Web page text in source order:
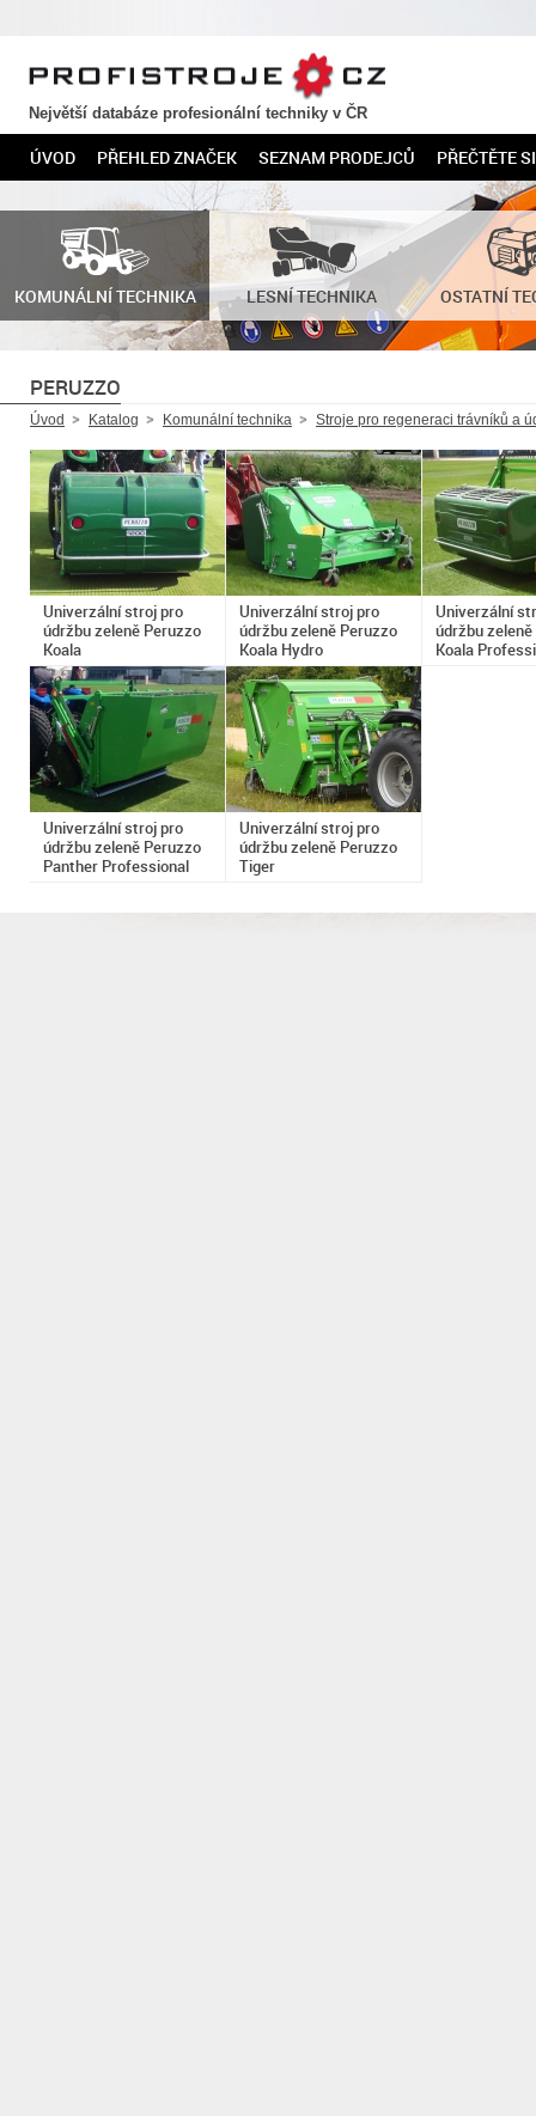
PROFISTROJE.CZ
Největší databáze profesionální techniky v ČR
ÚVOD PŘEHLED ZNAČEK SEZNAM PRODEJCŮ PŘEČTĚTE SI
KOMUNÁLNÍ TECHNIKA LESNÍ TECHNIKA OSTATNÍ
PERUZZO
Úvod Katalog Komunální technika Stroje pro regeneraci trávníků a
Univerzální stroj pro
údržbu zeleně Peruzzo
Koala
Univerzální stroj pro
údržbu zeleně Peruzzo
Koala Hydro
Univerzální
údržbu
Koala
Univerzální stroj pro
údržbu zeleně Peruzzo
Panther Professional
Univerzální stroj pro
údržbu zeleně Peruzzo
Tiger